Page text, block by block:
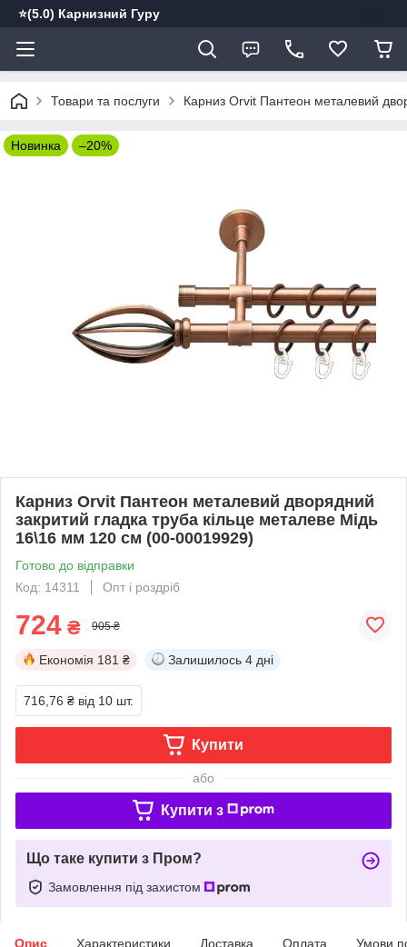
⭐️(5.0) Карнизний Гуру
Товари та послуги Карниз Orvit Пантеон металевий
Новинка –20%
Карниз Orvit Пантеон металевий дворядний
закритий гладка труба кільце металеве Мідь
16\16 мм 120 см (00-00019929)
Готово до відправки
Код: 14311
Опт і роздріб
724 ₴ 905 ₴
Економія 181 ₴ Залишилось 4 дні
716,76 ₴ від 10 шт.
Купити
або
Купити з
Що таке купити з Пром?
Замовлення під захистом
Опис Характеристики Доставка Оплата Умови